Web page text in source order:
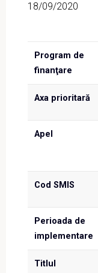
18/09/2020
Program de
finanţare
Axa prioritară
Apel
Cod SMIS
Perioada de
implementare
Titlul